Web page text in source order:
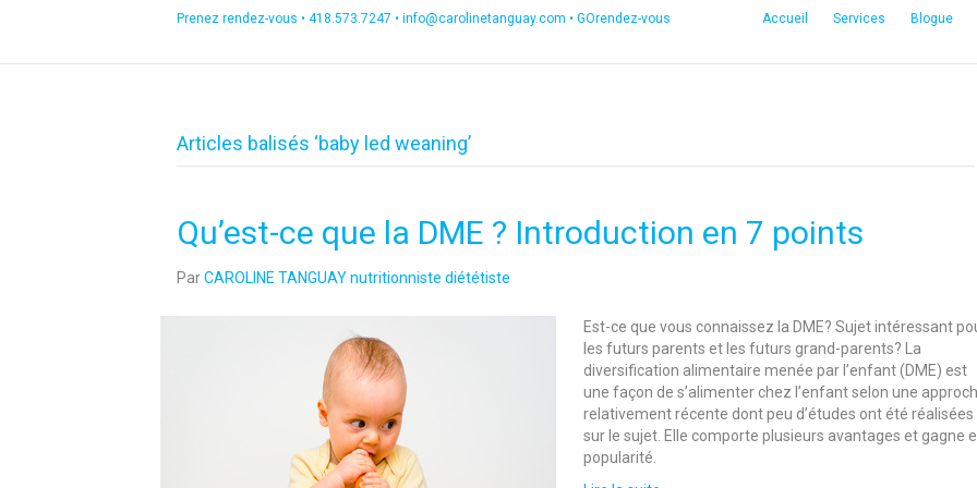
Prenez rendez-vous • 418.573.7247 • info@carolinetanguay.com • GOrendez-vous Accueil Services Blogue
Articles balisés ‘baby led weaning’
Qu’est-ce que la DME ? Introduction en 7 points
ParCAROLINE TANGUAY nutritionniste diététiste
Est-ce que vous connaissez la DME? Sujet intéressant
les futurs parents et les futurs grand-parents? La
diversification alimentaire menée par l’enfant (DME) est
une façon de s’alimenter chez l’enfant selon une
relativement récente dont peu d’études ont été réalisées
sur le sujet. Elle comporte plusieurs avantages et gagne
popularité.